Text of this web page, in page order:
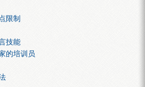
限制
技能
的培训员